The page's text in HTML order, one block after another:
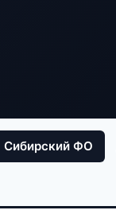
Сибирский ФО